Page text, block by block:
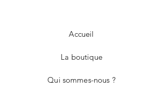
Accueil
La boutique
Qui sommes-nous ?